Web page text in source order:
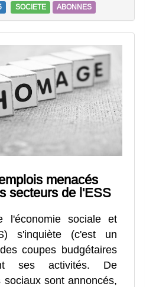
SOCIETE ABONNES
menacés
secteurs de l'ESS
l'économie sociale et
s'inquiète (c'est un
coupes budgétaires
ses activités. De
sociaux sont annoncés,